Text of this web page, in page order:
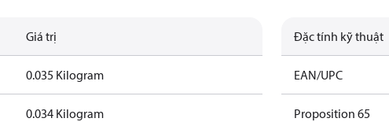
Giá trị
0.035 Kilogram
0.034 Kilogram
Đặc tính kỹ thuật
EAN/UPC
Proposition 65